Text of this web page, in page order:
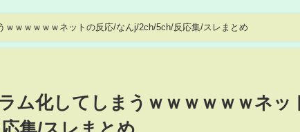
ｗｗｗｗｗｗネットの反応/なんj/2ch/5ch/反応集/スレまとめ
ム化してしまうｗｗｗｗｗｗネッ